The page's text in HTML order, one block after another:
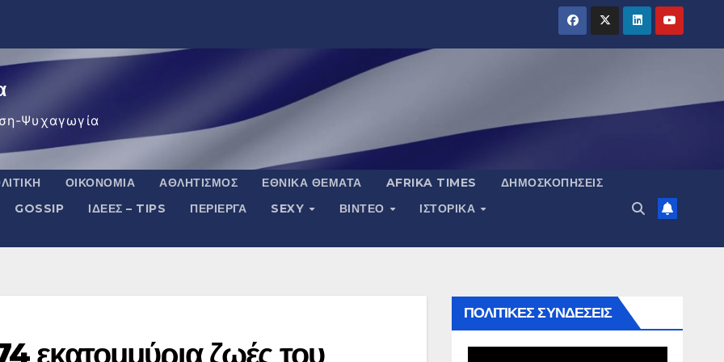
Ψυχαγωγία
ΟΙΚΟΝΟΜΊΑ ΑΘΛΗΤΙΣΜΌΣ ΕΘΝΙΚΆ ΘΈΜΑΤΑ AFRIKA TIMES
ΔΗΜΟΣΚΟΠΉΣΕΙΣ
GOSSIP ΙΔΈΕΣ – TIPS ΠΕΡΊΕΡΓΑ SEXY ΒΙΝΤΕΟ
ΙΣΤΟΡΙΚΆ
εκατομμύρια ζωές του
ΠΟΛΙΤΙΚΕΣ ΣΥΝΔΕΣΕΙΣ